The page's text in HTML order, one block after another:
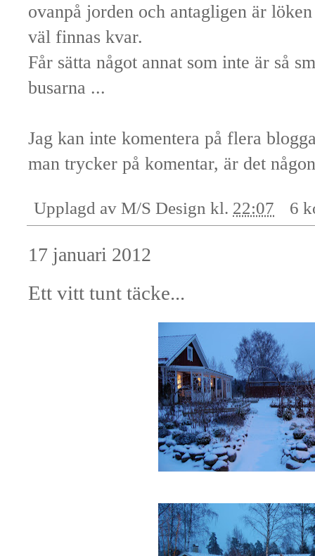
ovanpå jorden och antagligen är
väl finnas kvar.
Får sätta något annat som inte är så
busarna ...
Jag kan inte komentera på flera
man trycker på komentar, är det
Upplagd av M/S Design kl. 22:07 6
17 januari 2012
Ett vitt tunt täcke...